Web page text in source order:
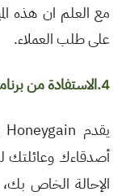
مع العلم ان هذه
على طلب العملاء.
4.الاستفادة من برنامج الإحالة
الإحالة الخاص